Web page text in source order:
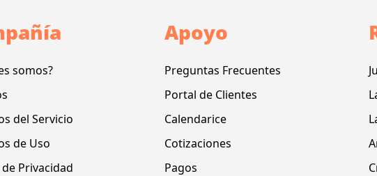
somos?
del Servicio
de Uso
Privacidad
Apoyo
Preguntas Frecuentes
Portal de Clientes
Calendarice
Cotizaciones
Pagos